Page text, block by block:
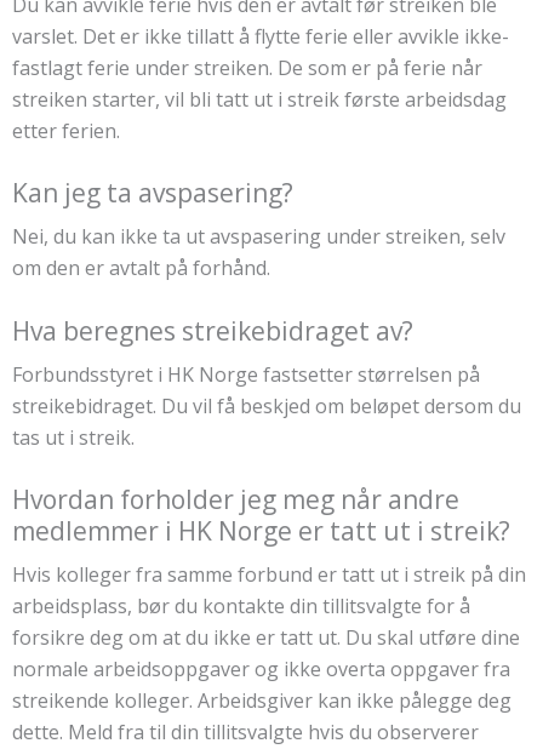
varslet. Det er ikke tillatt å flytte ferie eller avvikle ikke-
fastlagt ferie under streiken. De som er på ferie når
streiken starter, vil bli tatt ut i streik første arbeidsdag
etter ferien.
Kan jeg ta avspasering?
Nei, du kan ikke ta ut avspasering under streiken, selv
om den er avtalt på forhånd.
Hva beregnes streikebidraget av?
Forbundsstyret i HK Norge fastsetter størrelsen på
streikebidraget. Du vil få beskjed om beløpet dersom du
tas ut i streik.
Hvordan forholder jeg meg når andre
medlemmer i HK Norge er tatt ut i streik?
Hvis kolleger fra samme forbund er tatt ut i streik på din
arbeidsplass, bør du kontakte din tillitsvalgte for å
forsikre deg om at du ikke er tatt ut. Du skal utføre dine
normale arbeidsoppgaver og ikke overta oppgaver fra
streikende kolleger. Arbeidsgiver kan ikke pålegge deg
dette. Meld fra til din tillitsvalgte hvis du observerer